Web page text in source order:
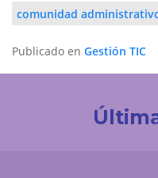
comunidad
Publicado en Gestión TIC